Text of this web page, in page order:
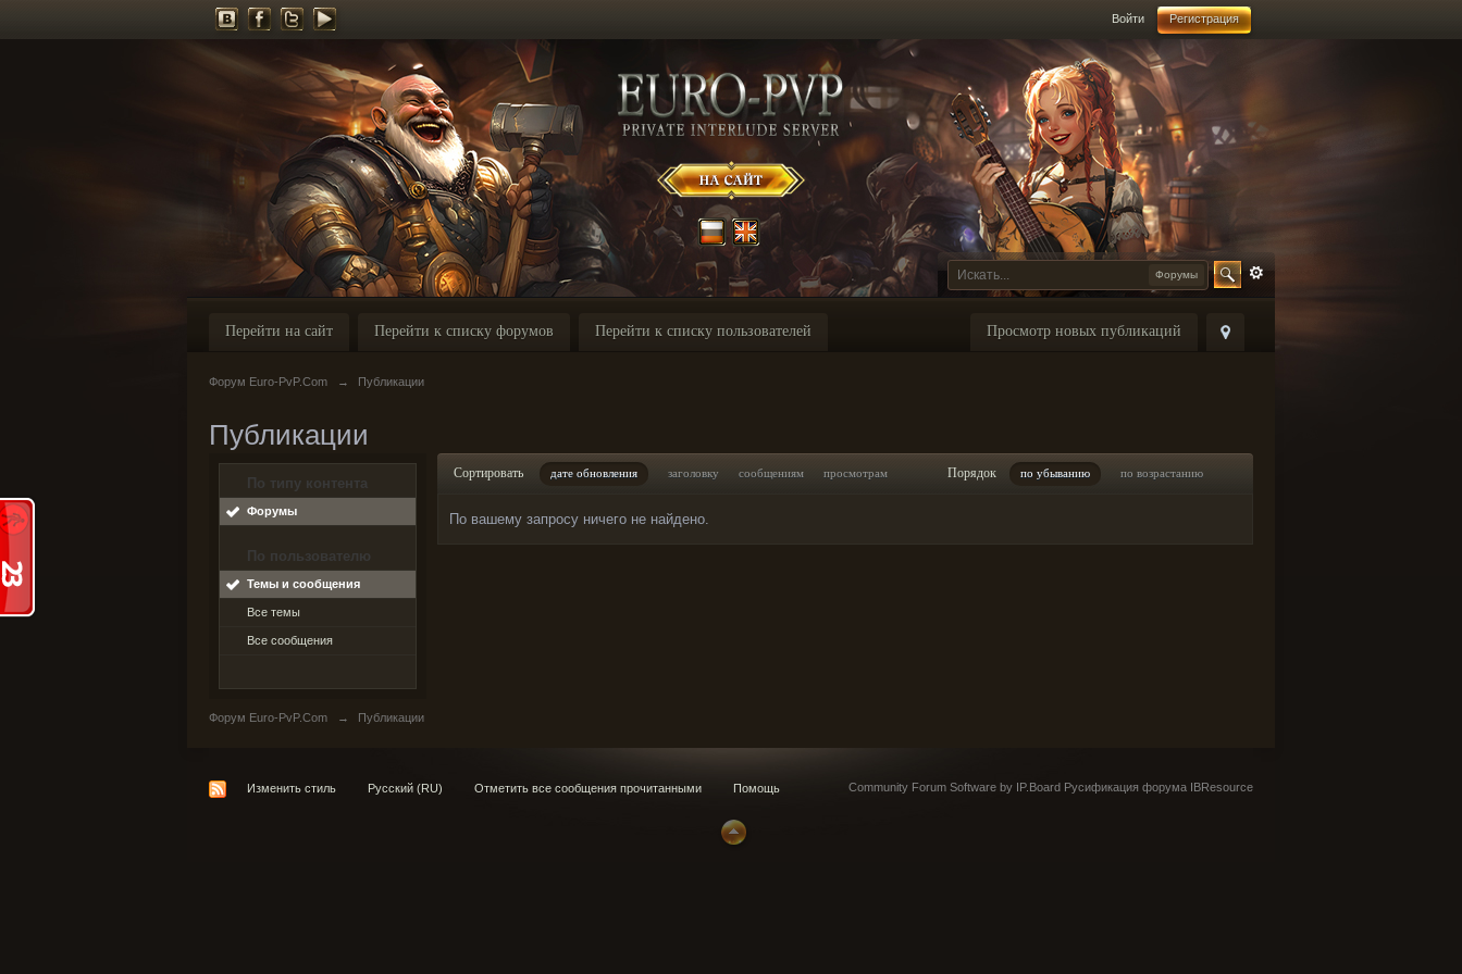
Войти Регистрация
Форумы
Просмотр новых публикаций
Перейти на сайт Перейти к списку форумов Перейти к списку пользователей
Форум Euro-PvP.Com → Публикации
Публикации
По типу контента
Форумы
По пользователю
Темы и сообщения
Все темы
Все сообщения
Сортировать дате обновления заголовку сообщениям просмотрам Порядок по убыванию по возрастанию
По вашему запросу ничего не найдено.
Форум Euro-PvP.Com → Публикации
Изменить стиль Русский (RU) Отметить все сообщения прочитанными Помощь Community Forum Software by IP.Board Русификация форума IBResource